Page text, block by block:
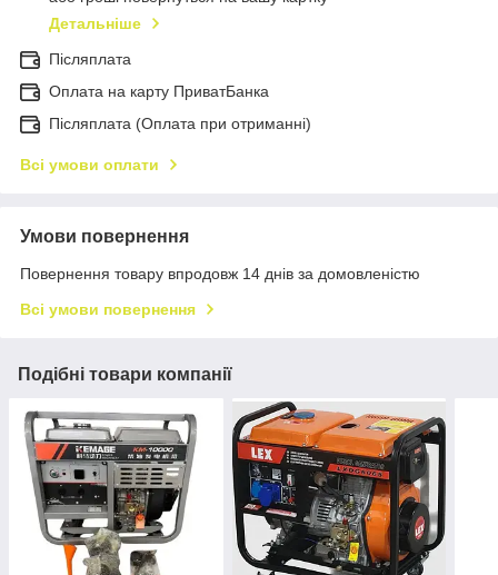
Детальніше
Післяплата
Оплата на карту ПриватБанка
Післяплата (Оплата при отриманні)
Всі умови оплати
Умови повернення
Повернення товару впродовж 14 днів за домовленістю
Всі умови повернення
Подібні товари компанії